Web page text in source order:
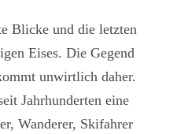
Blicke und die letzten
Eises. Die Gegend
unwirtlich daher.
Jahrhunderten eine
Wanderer, Skifahrer